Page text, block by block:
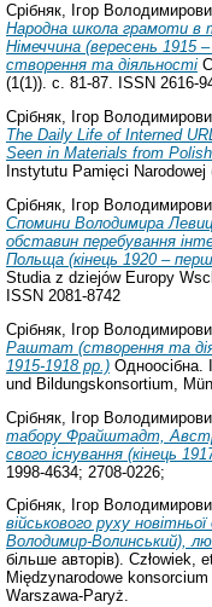
Срібняк, Ігор
Народна школа грамоти в
Німеччина (вересень 1915
створення та діяльності
(1(1)). с. 81-87. ISSN 2616-
Срібняк, Ігор
The Daily Life of Interned
Seen in Materials from
Instytutu Pamięci
Срібняк, Ігор
Спомини Володимира
обставин перебування
Польща (кінець 1920 –
Studia z dziejów Europy
ISSN 2081-8742
Срібняк, Ігор
Раштат (створення та
1915-1918 рр.) Одноосібна.
und Bildungskonsortium,
Срібняк, Ігор
табору Фрайштадт,
свого існування (кінець
1998-4634; 2708-0226;
Срібняк, Ігор
військового руху
Володимир-Волинський),
більше авторів). Człowiek,
Międzynarodowe
Warszawa-Paryż.